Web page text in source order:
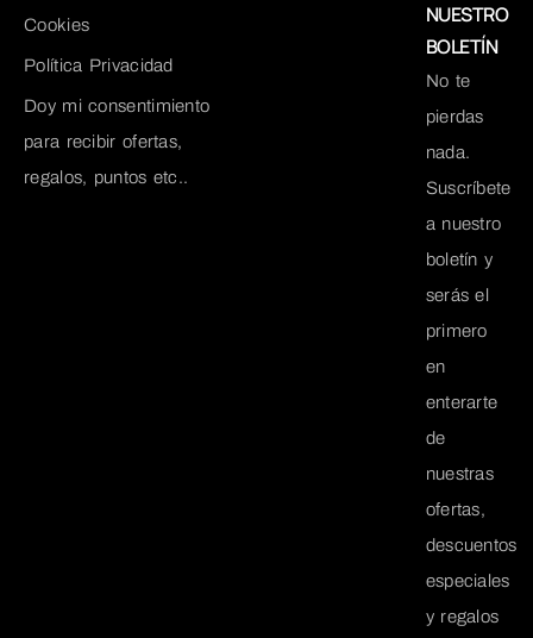
Cookies
Política Privacidad
Doy mi consentimiento
para recibir ofertas,
regalos, puntos etc..
NUESTRO
BOLETÍN
No te
pierdas
nada.
Suscríbete
a nuestro
boletín y
serás el
primero
en
enterarte
de
nuestras
ofertas,
descuentos
especiales
y regalos